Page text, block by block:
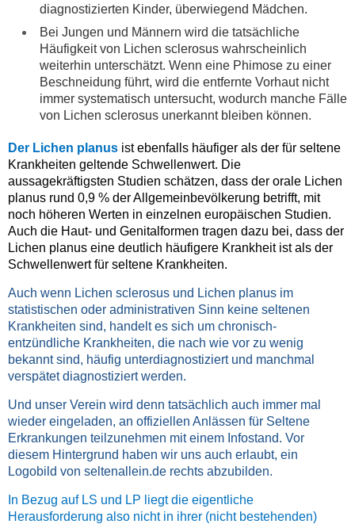
diagnostizierten Kinder, überwiegend Mädchen.
Bei Jungen und Männern wird die tatsächliche
Häufigkeit von Lichen sclerosus wahrscheinlich
weiterhin unterschätzt. Wenn eine Phimose zu einer
Beschneidung führt, wird die entfernte Vorhaut nicht
immer systematisch untersucht, wodurch manche Fälle
von Lichen sclerosus unerkannt bleiben können.
Der Lichen planus ist ebenfalls häufiger als der für seltene
Krankheiten geltende Schwellenwert. Die
aussagekräftigsten Studien schätzen, dass der orale Lichen
planus rund 0,9 % der Allgemeinbevölkerung betrifft, mit
noch höheren Werten in einzelnen europäischen Studien.
Auch die Haut- und Genitalformen tragen dazu bei, dass der
Lichen planus eine deutlich häufigere Krankheit ist als der
Schwellenwert für seltene Krankheiten.
Auch wenn Lichen sclerosus und Lichen planus im
statistischen oder administrativen Sinn keine seltenen
Krankheiten sind, handelt es sich um chronisch-
entzündliche Krankheiten, die nach wie vor zu wenig
bekannt sind, häufig unterdiagnostiziert und manchmal
verspätet diagnostiziert werden.
Und unser Verein wird denn tatsächlich auch immer mal
wieder eingeladen, an offiziellen Anlässen für Seltene
Erkrankungen teilzunehmen mit einem Infostand. Vor
diesem Hintergrund haben wir uns auch erlaubt, ein
Logobild von seltenallein.de rechts abzubilden.
In Bezug auf LS und LP liegt die eigentliche
Herausforderung also nicht in ihrer (nicht bestehenden)